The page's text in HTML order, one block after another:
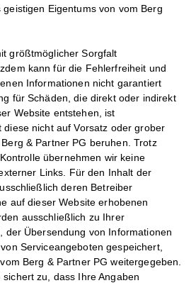
Eigentums von vom Berg
größtmöglicher Sorgfalt
kann für die Fehlerfreiheit und
Informationen nicht garantiert
für Schäden, die direkt oder indirekt
Website entstehen, ist
diese nicht auf Vorsatz oder grober
& Partner PG beruhen. Trotz
übernehmen wir keine
Links. Für den Inhalt der
deren Betreiber
auf dieser Website erhobenen
ausschließlich zu Ihrer
der Übersendung von Informationen
Serviceangeboten gespeichert,
Berg & Partner PG weitergegeben.
zu, dass Ihre Angaben